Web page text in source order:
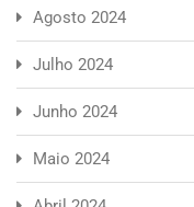
Agosto 2024
Julho 2024
Junho 2024
Maio 2024